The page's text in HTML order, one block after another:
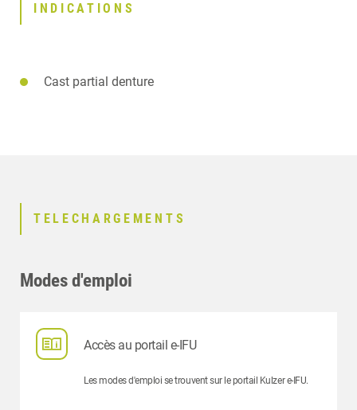
INDICATIONS
Cast partial denture
TELECHARGEMENTS
Modes d'emploi
Accès au portail e-IFU
Les modes d'emploi se trouvent sur le portail Kulzer e-IFU.